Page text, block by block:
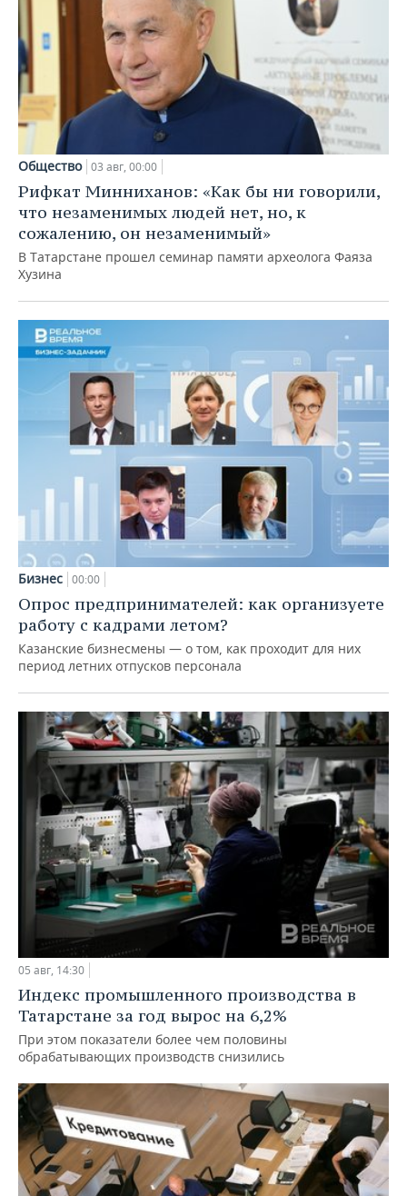
Общество 03 авг, 00:00
Рифкат Минниханов: «Как бы ни говорили,
что незаменимых людей нет, но, к
сожалению, он незаменимый»
В Татарстане прошел семинар памяти археолога Фаяза
Хузина
Бизнес 00:00
Опрос предпринимателей: как организуете
работу с кадрами летом?
Казанские бизнесмены — о том, как проходит для них
период летних отпусков персонала
05 авг, 14:30
Индекс промышленного производства в
Татарстане за год вырос на 6,2%
При этом показатели более чем половины
обрабатывающих производств снизились